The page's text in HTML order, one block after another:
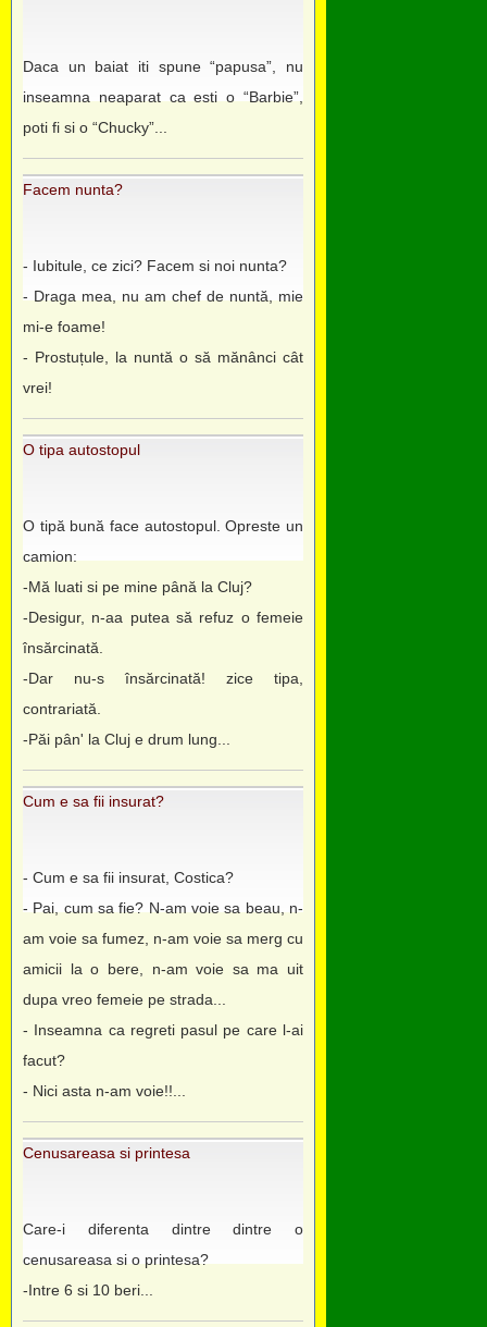
Daca un baiat iti spune “papusa”, nu
inseamna neaparat ca esti o “Barbie”,
poti fi si o “Chucky”...
Facem nunta?
- Iubitule, ce zici? Facem si noi nunta?
- Draga mea, nu am chef de nuntă, mie
mi-e foame!
- Prostuțule, la nuntă o să mănânci cât
vrei!
O tipa autostopul
O tipă bună face autostopul. Opreste un
camion:
-Mă luati si pe mine până la Cluj?
-Desigur, n-aa putea să refuz o femeie
însărcinată.
-Dar nu-s însărcinată! zice tipa,
contrariată.
-Păi pân' la Cluj e drum lung...
Cum e sa fii insurat?
- Cum e sa fii insurat, Costica?
- Pai, cum sa fie? N-am voie sa beau, n-
am voie sa fumez, n-am voie sa merg cu
amicii la o bere, n-am voie sa ma uit
dupa vreo femeie pe strada...
- Inseamna ca regreti pasul pe care l-ai
facut?
- Nici asta n-am voie!!...
Cenusareasa si printesa
Care-i diferenta dintre dintre o
cenusareasa si o printesa?
-Intre 6 si 10 beri...